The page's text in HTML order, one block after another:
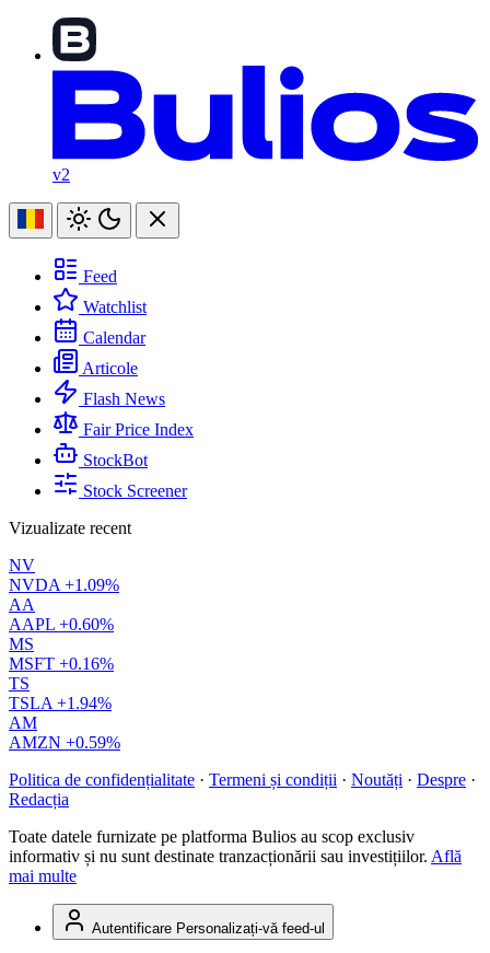
v2
Feed
Watchlist
Calendar
Articole
Flash News
Fair Price Index
StockBot
Stock Screener
Vizualizate recent
NV
NVDA +1.09%
AA
AAPL +0.60%
MS
MSFT +0.16%
TS
TSLA +1.94%
AM
AMZN +0.59%
Politica de confidențialitate · Termeni și condiții · Noutăți · Despre ·
Redacția
Toate datele furnizate pe platforma Bulios au scop exclusiv
informativ și nu sunt destinate tranzacționării sau investițiilor. Află
mai multe
Autentificare Personalizați-vă feed-ul